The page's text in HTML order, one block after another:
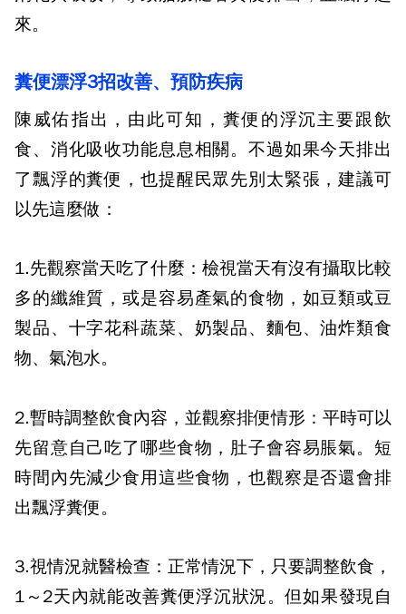
來。
糞便漂浮3招改善、預防疾病
陳威佑指出，由此可知，糞便的浮沉主要跟飲
食、消化吸收功能息息相關。不過如果今天排出
了飄浮的糞便，也提醒民眾先別太緊張，建議可
以先這麼做：
1.先觀察當天吃了什麼：檢視當天有沒有攝取比較
多的纖維質，或是容易產氣的食物，如豆類或豆
製品、十字花科蔬菜、奶製品、麵包、油炸類食
物、氣泡水。
2.暫時調整飲食內容，並觀察排便情形：平時可以
先留意自己吃了哪些食物，肚子會容易脹氣。短
時間內先減少食用這些食物，也觀察是否還會排
出飄浮糞便。
3.視情況就醫檢查：正常情況下，只要調整飲食，
1～2天內就能改善糞便浮沉狀況。但如果發現自